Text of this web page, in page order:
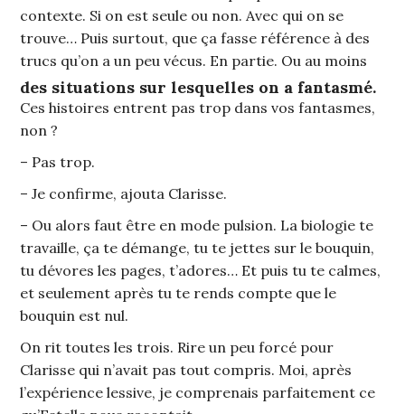
contexte. Si on est seule ou non. Avec qui on se
trouve… Puis surtout, que ça fasse référence à des
trucs qu’on a un peu vécus. En partie. Ou au moins
des situations sur lesquelles on a fantasmé.
Ces histoires entrent pas trop dans vos fantasmes,
non ?
– Pas trop.
– Je confirme, ajouta Clarisse.
– Ou alors faut être en mode pulsion. La biologie te
travaille, ça te démange, tu te jettes sur le bouquin,
tu dévores les pages, t’adores… Et puis tu te calmes,
et seulement après tu te rends compte que le
bouquin est nul.
On rit toutes les trois. Rire un peu forcé pour
Clarisse qui n’avait pas tout compris. Moi, après
l’expérience lessive, je comprenais parfaitement ce